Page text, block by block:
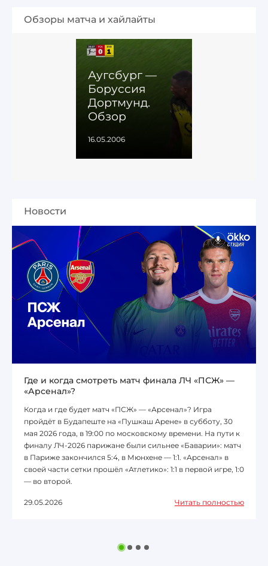
Обзоры матча и хайлайты
Аугсбург —
Боруссия
Дортмунд.
Обзор
16.05.2006
Новости
Где и когда смотреть матч финала ЛЧ «ПСЖ» —
«Арсенал»?
Когда и где будет матч «ПСЖ» — «Арсенал»? Игра
пройдёт в Будапеште на «Пушкаш Арене» в субботу, 30
мая 2026 года, в 19:00 по московскому времени. На пути к
финалу ЛЧ-2026 парижане были сильнее «Баварии»: матч
в Париже закончился 5:4, в Мюнхене — 1:1. «Арсенал» в
своей части сетки прошёл «Атлетико»: 1:1 в первой игре, 1:0
— во второй.
29.05.2026 Читать полностью